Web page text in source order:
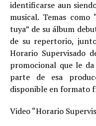
identificarse aun
musical. Temas como
tuya” de su álbum
de su repertorio,
Horario Supervisado
promocional que le
parte de esa
disponible en formato
Video “Horario